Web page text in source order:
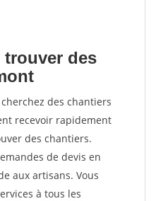
des
des chantiers
recevoir rapidement
des chantiers.
de devis en
aux artisans. Vous
à tous les